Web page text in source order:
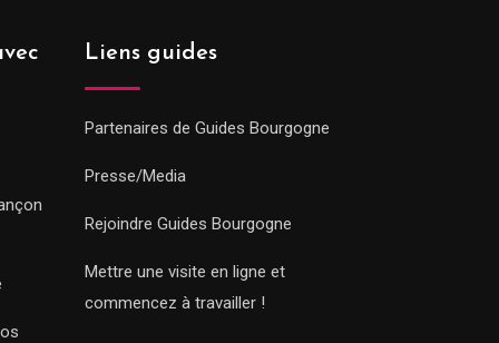
Liens guides
Partenaires de Guides Bourgogne
Presse/Media
Rejoindre Guides Bourgogne
Mettre une visite en ligne et
commencez à travailler !